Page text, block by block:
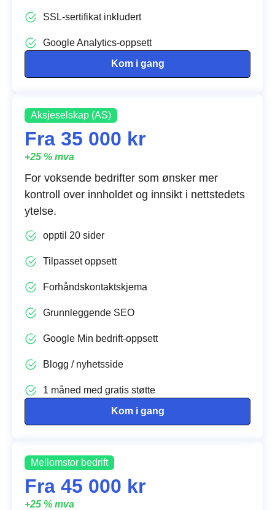
SSL-sertifikat inkludert
Google Analytics-oppsett
Kom i gang
Aksjeselskap (AS)
Fra 35 000 kr
+25 % mva
For voksende bedrifter som ønsker mer
kontroll over innholdet og innsikt i nettstedets
ytelse.
opptil 20 sider
Tilpasset oppsett
Forhåndskontaktskjema
Grunnleggende SEO
Google Min bedrift-oppsett
Blogg / nyhetsside
1 måned med gratis støtte
Kom i gang
Mellomstor bedrift
Fra 45 000 kr
+25 % mva